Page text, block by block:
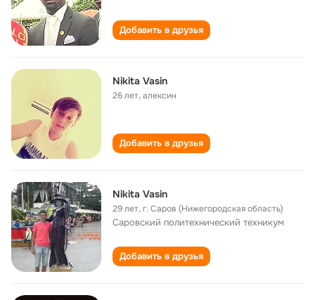
Добавить в друзья
Nikita Vasin
26 лет,алексин
Добавить в друзья
Nikita Vasin
29 лет,г. Саров (Нижегородская область)
Саровский политехнический техникум
Добавить в друзья